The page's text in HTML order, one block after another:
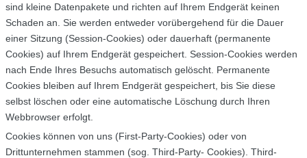
sind kleine Datenpakete und richten auf Ihrem Endgerät keinen
Schaden an. Sie werden entweder vorübergehend für die Dauer
einer Sitzung (Session-Cookies) oder dauerhaft (permanente
Cookies) auf Ihrem Endgerät gespeichert. Session-Cookies werden
nach Ende Ihres Besuchs automatisch gelöscht. Permanente
Cookies bleiben auf Ihrem Endgerät gespeichert, bis Sie diese
selbst löschen oder eine automatische Löschung durch Ihren
Webbrowser erfolgt.
Cookies können von uns (First-Party-Cookies) oder von
Drittunternehmen stammen (sog. Third-Party- Cookies). Third-